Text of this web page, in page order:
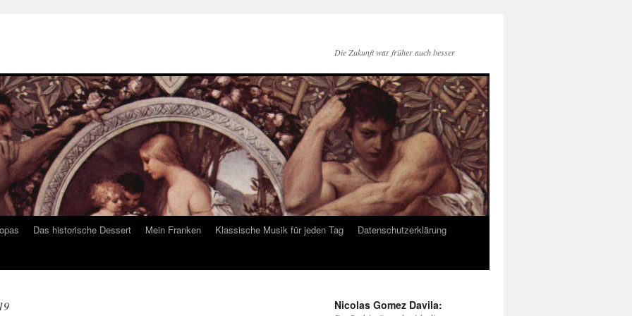
Die Zukunft war früher auch besser
Das historische Dessert Mein Franken Klassische Musik für jeden Tag
Datenschutzerklärung
Nicolas Gomez Davila: